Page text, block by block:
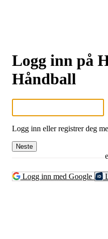
Logg inn på
Håndball
Logg inn eller registrer deg
Neste
Logg inn med Google